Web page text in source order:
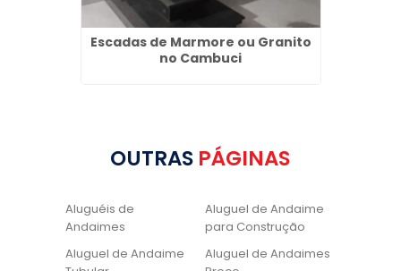
Escadas de Marmore ou Granito
no Cambuci
OUTRAS PÁGINAS
Aluguéis de
Andaimes
Aluguel de Andaime
para Construção
Aluguel de Andaime
Aluguel de Andaimes